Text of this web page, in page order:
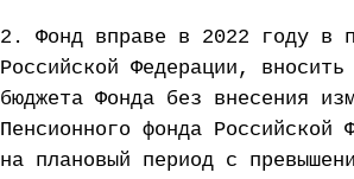
2. Фонд вправе в 2022 году в
Российской Федерации,
бюджета Фонда без внесения
Пенсионного фонда Российской
на плановый период с